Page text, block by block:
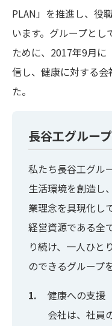
PLAN」を推進し、役
います。グループと
ために、2017年9月に
信し、健康に対する
た。
長谷工グルー
私たち長谷工グル
生活環境を創造し
業理念を具現化し
経営資源である全
り続け、一人ひと
のできるグループ
健康への支援
会社は、社員